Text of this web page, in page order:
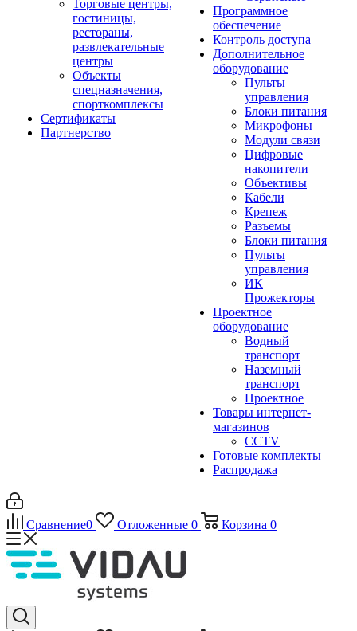
Торговые центры,
гостиницы,
рестораны,
развлекательные
центры
Объекты
спецназначения,
спорткомплексы
Сертификаты
Партнерство
Программное
обеспечение
Контроль доступа
Дополнительное
оборудование
Пульты
управления
Блоки питания
Микрофоны
Модули связи
Цифровые
накопители
Объективы
Кабели
Крепеж
Разъемы
Блоки питания
Пульты
управления
ИК
Прожекторы
Проектное
оборудование
Водный
транспорт
Наземный
транспорт
Проектное
Товары интернет-
магазинов
CCTV
Готовые комплекты
Распродажа
Сравнение0 Отложенные 0 Корзина 0